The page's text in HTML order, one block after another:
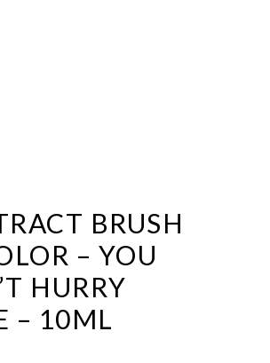
BRUSH
– YOU
HURRY
– 10ML